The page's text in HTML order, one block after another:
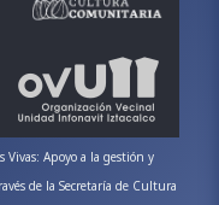
Vivas: Apoyo a la gestión y
de la Secretaría de Cultura